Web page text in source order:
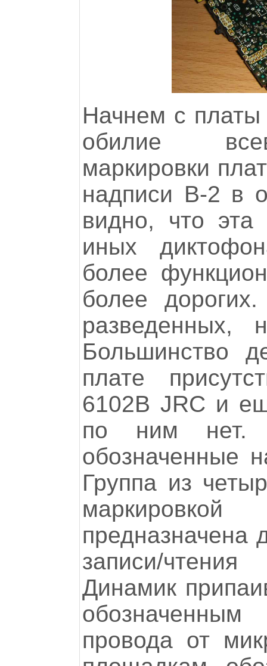
Начнем с платы
обилие
маркировки
надписи B-2 в
видно, что эта
иных
более
более
разведенных,
Большинство
плате
6102B JRC и
по ним нет.
обозначенные
Группа из
предназначена
записи/
Динамик
провода от